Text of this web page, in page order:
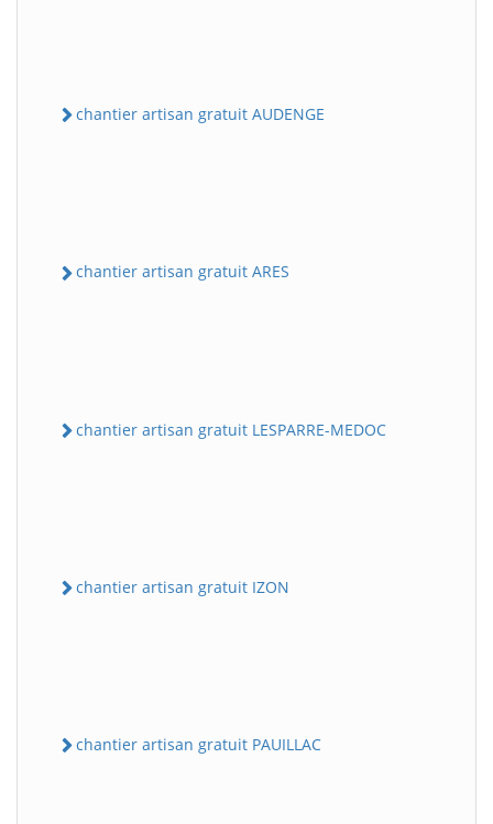
chantier artisan gratuit AUDENGE
chantier artisan gratuit ARES
chantier artisan gratuit LESPARRE-MEDOC
chantier artisan gratuit IZON
chantier artisan gratuit PAUILLAC